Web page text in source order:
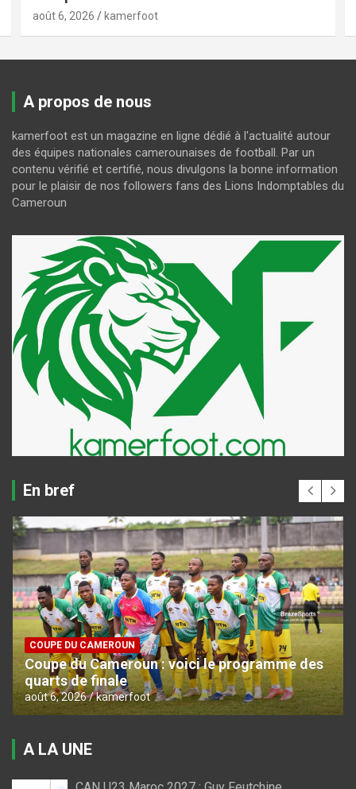
août 6, 2026 kamerfoot
A propos de nous
kamerfoot est un magazine en ligne dédié à l'actualité autour
des équipes nationales camerounaises de football. Par un
contenu vérifié et certifié, nous divulgons la bonne information
pour le plaisir de nos followers fans des Lions Indomptables du
Cameroun
En bref
COUPE DU CAMEROUN
Coupe du Cameroun : voici le programme des
quarts de finale
août 6, 2026 kamerfoot
A LA UNE